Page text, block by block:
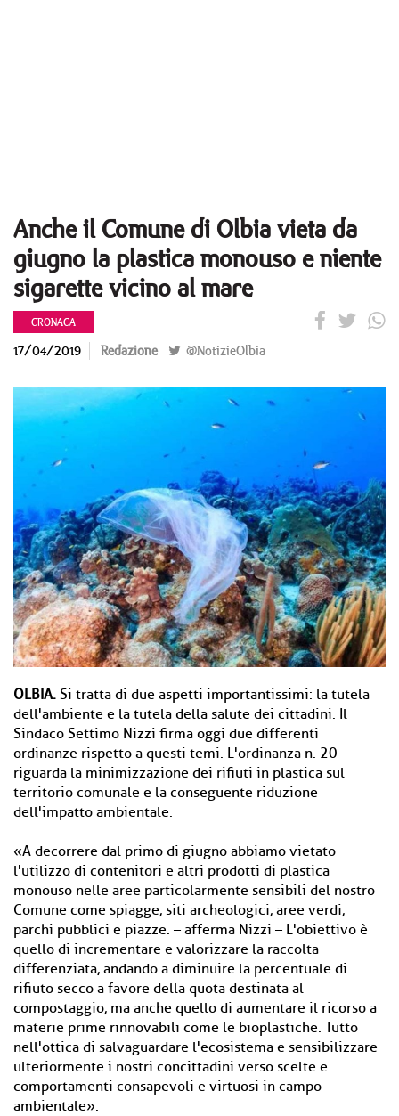
Anche il Comune di Olbia vieta da
giugno la plastica monouso e niente
sigarette vicino al mare
CRONACA
17/04/2019 Redazione @NotizieOlbia
OLBIA. Si tratta di due aspetti importantissimi: la tutela
dell'ambiente e la tutela della salute dei cittadini. Il
Sindaco Settimo Nizzi firma oggi due differenti
ordinanze rispetto a questi temi. L'ordinanza n. 20
riguarda la minimizzazione dei rifiuti in plastica sul
territorio comunale e la conseguente riduzione
dell'impatto ambientale.
«A decorrere dal primo di giugno abbiamo vietato
l'utilizzo di contenitori e altri prodotti di plastica
monouso nelle aree particolarmente sensibili del nostro
Comune come spiagge, siti archeologici, aree verdi,
parchi pubblici e piazze. – afferma Nizzi – L'obiettivo è
quello di incrementare e valorizzare la raccolta
differenziata, andando a diminuire la percentuale di
rifiuto secco a favore della quota destinata al
compostaggio, ma anche quello di aumentare il ricorso a
materie prime rinnovabili come le bioplastiche. Tutto
nell'ottica di salvaguardare l'ecosistema e sensibilizzare
ulteriormente i nostri concittadini verso scelte e
comportamenti consapevoli e virtuosi in campo
ambientale».